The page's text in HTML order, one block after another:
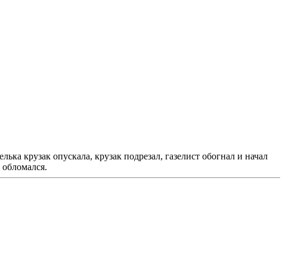
крузак опускала, крузак подрезал, газелист обогнал и начал